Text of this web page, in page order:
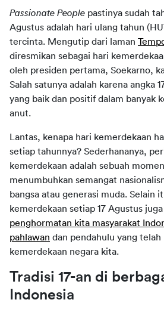
Passionate People pastinya sudah
Agustus adalah hari ulang tahun
tercinta. Mengutip dari laman
diresmikan sebagai hari
oleh presiden pertama, Soekarno,
Salah satunya adalah karena angka
yang baik dan positif dalam banyak
anut.
Lantas, kenapa hari kemerdekaan
setiap tahunnya? Sederhananya,
kemerdekaan adalah sebuah
menumbuhkan semangat
bangsa atau generasi muda. Selain
kemerdekaan setiap 17 Agustus
penghormatan kita masyarakat
pahlawan dan pendahulu yang
kemerdekaan negara kita.
Tradisi 17-an di
Indonesia